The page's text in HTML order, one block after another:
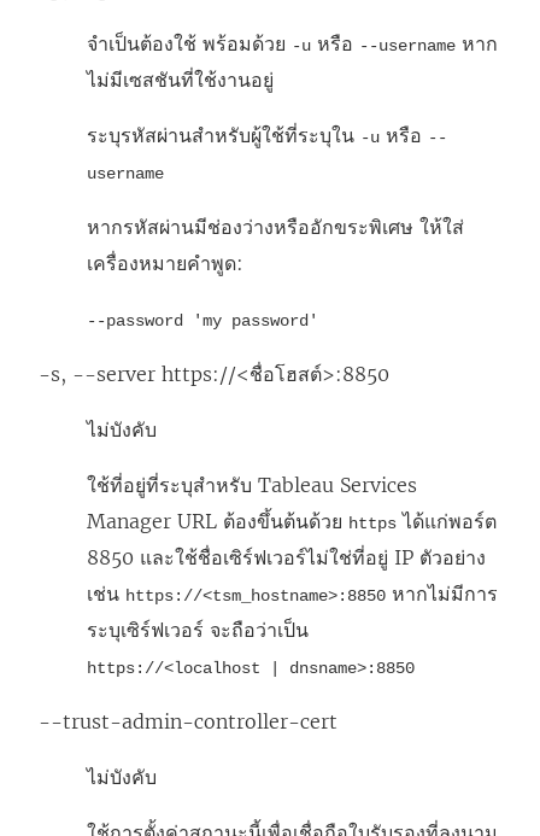
จำเป็นต้องใช้ พร้อมด้วย -u หรือ --username หาก
ไม่มีเซสชันที่ใช้งานอยู่
ระบุรหัสผ่านสำหรับผู้ใช้ที่ระบุใน -u หรือ --
username
หากรหัสผ่านมีช่องว่างหรืออักขระพิเศษ ให้ใส่
เครื่องหมายคำพูด:
--password 'my password'
-s, --server https://<ชื่อโฮสต์>:8850
ไม่บังคับ
ใช้ที่อยู่ที่ระบุสำหรับ Tableau Services
Manager URL ต้องขึ้นต้นด้วย https ได้แก่พอร์ต
8850 และใช้ชื่อเซิร์ฟเวอร์ไม่ใช่ที่อยู่ IP ตัวอย่าง
เช่น https://<tsm_hostname>:8850 หากไม่มีการ
ระบุเซิร์ฟเวอร์ จะถือว่าเป็น
https://<localhost | dnsname>:8850
--trust-admin-controller-cert
ไม่บังคับ